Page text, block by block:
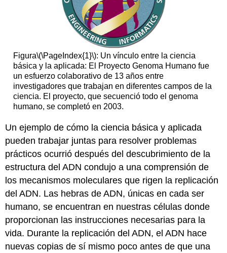
Figura\(\PageIndex{1}\): Un vínculo entre la ciencia
básica y la aplicada: El Proyecto Genoma Humano fue
un esfuerzo colaborativo de 13 años entre
investigadores que trabajan en diferentes campos de la
ciencia. El proyecto, que secuenció todo el genoma
humano, se completó en 2003.
Un ejemplo de cómo la ciencia básica y aplicada
pueden trabajar juntas para resolver problemas
prácticos ocurrió después del descubrimiento de la
estructura del ADN condujo a una comprensión de
los mecanismos moleculares que rigen la replicación
del ADN. Las hebras de ADN, únicas en cada ser
humano, se encuentran en nuestras células donde
proporcionan las instrucciones necesarias para la
vida. Durante la replicación del ADN, el ADN hace
nuevas copias de sí mismo poco antes de que una